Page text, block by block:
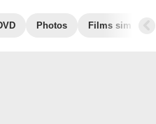
Photos Films similaires